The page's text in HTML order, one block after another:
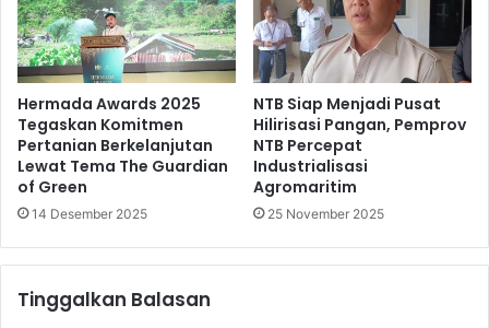
Hermada Awards 2025
Tegaskan Komitmen
Pertanian Berkelanjutan
Lewat Tema The Guardian
of Green
14 Desember 2025
NTB Siap Menjadi Pusat
Hilirisasi Pangan, Pemprov
NTB Percepat
Industrialisasi
Agromaritim
25 November 2025
Tinggalkan Balasan